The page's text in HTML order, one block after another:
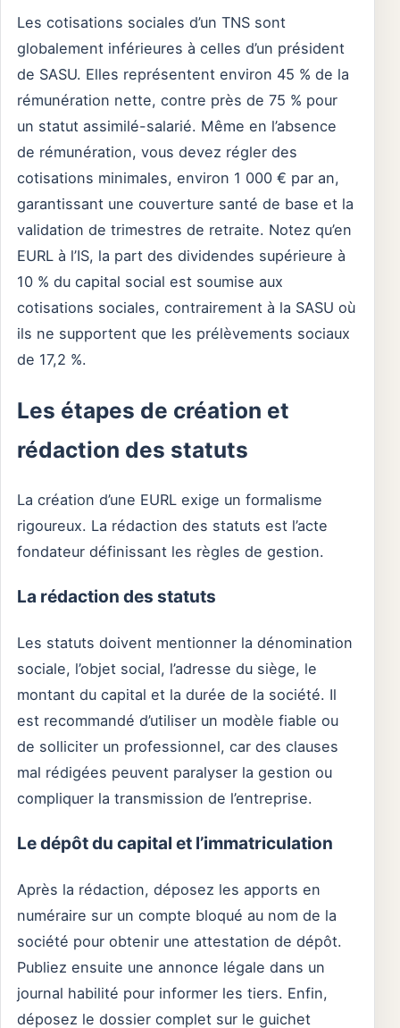
Les cotisations sociales d’un TNS sont
globalement inférieures à celles d’un président
de SASU. Elles représentent environ 45 % de la
rémunération nette, contre près de 75 % pour
un statut assimilé-salarié. Même en l’absence
de rémunération, vous devez régler des
cotisations minimales, environ 1 000 € par an,
garantissant une couverture santé de base et la
validation de trimestres de retraite. Notez qu’en
EURL à l’IS, la part des dividendes supérieure à
10 % du capital social est soumise aux
cotisations sociales, contrairement à la SASU où
ils ne supportent que les prélèvements sociaux
de 17,2 %.
Les étapes de création et
rédaction des statuts
La création d’une EURL exige un formalisme
rigoureux. La rédaction des statuts est l’acte
fondateur définissant les règles de gestion.
La rédaction des statuts
Les statuts doivent mentionner la dénomination
sociale, l’objet social, l’adresse du siège, le
montant du capital et la durée de la société. Il
est recommandé d’utiliser un modèle fiable ou
de solliciter un professionnel, car des clauses
mal rédigées peuvent paralyser la gestion ou
compliquer la transmission de l’entreprise.
Le dépôt du capital et l’immatriculation
Après la rédaction, déposez les apports en
numéraire sur un compte bloqué au nom de la
société pour obtenir une attestation de dépôt.
Publiez ensuite une annonce légale dans un
journal habilité pour informer les tiers. Enfin,
déposez le dossier complet sur le guichet